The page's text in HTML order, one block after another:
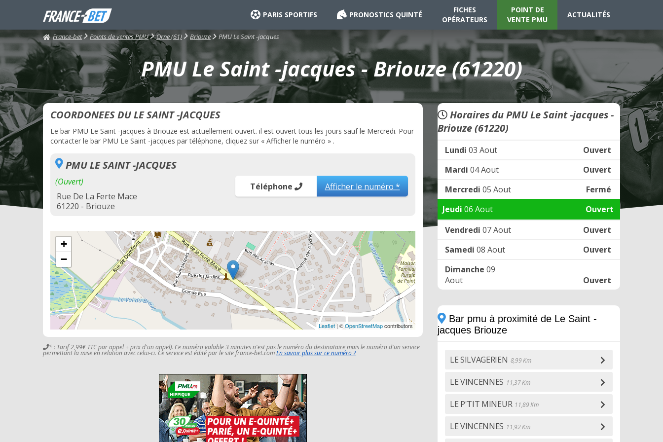
PARIS SPORTIFS PRONOSTICS QUINTÉ
FICHES
OPÉRATEURS
POINT DE
VENTE PMU
ACTUALITÉS
France-bet Points de ventes PMU Orne (61) Briouze PMU Le Saint -jacques
PMU Le Saint -jacques - Briouze (61220)
COORDONEES DU LE SAINT -JACQUES
Le bar PMU Le Saint -jacques à Briouze est actuellement ouvert. il est ouvert tous les jours sauf le Mercredi. Pour
contacter le bar PMU Le Saint -jacques par téléphone, cliquez sur « Afficher le numéro » .
PMU LE SAINT -JACQUES
(Ouvert)
Rue De La Ferte Mace
61220 - Briouze
Téléphone Afficher le numéro *
+
−
Leaflet | ©OpenStreetMapcontributors
* : Tarif 2,99€ TTC par appel + prix d'un appel). Ce numéro valable 3 minutes n'est pas le numéro du destinataire mais le numéro d'un service
permettant la mise en relation avec celui-ci. Ce service est édité par le site france-bet.comEn savoir plus sur ce numéro ?
Horaires du PMU Le Saint -jacques -
Briouze (61220)
Lundi 03 Aout
Ouvert
Mardi 04 Aout
Ouvert
Mercredi 05 Aout
Fermé
Jeudi 06 Aout
Ouvert
Vendredi 07 Aout
Ouvert
Samedi 08 Aout
Ouvert
Dimanche 09
Aout
Ouvert
Bar pmu à proximité de Le Saint -
jacques Briouze
LE SILVAGERIEN 8,99 Km
LE VINCENNES 11,37 Km
LE P'TIT MINEUR 11,89 Km
LE VINCENNES 11,92 Km